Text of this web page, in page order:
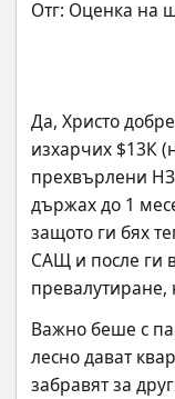
Да, Христо
изхарчих $13К
прехвърлени
държах до 1
защото ги бях
САЩ и после ги
превалутиране,
Важно беше с
лесно дават
забравят за